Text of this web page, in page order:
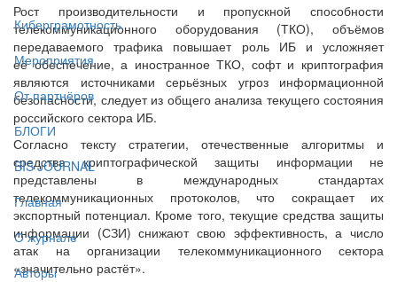
Киберграмотность
Мероприятия
От партнёров
БЛОГИ
BIS JOURNAL
Главная
О журнале
Авторы
Рост производительности и пропускной способности
телекоммуникационного оборудования (ТКО), объёмов
передаваемого трафика повышает роль ИБ и усложняет
её обеспечение, а иностранное ТКО, софт и криптография
являются источниками серьёзных угроз информационной
безопасности, следует из общего анализа текущего состояния
российского сектора ИБ.
Согласно тексту стратегии, отечественные алгоритмы и
средства криптографической защиты информации не
представлены в международных стандартах
телекоммуникационных протоколов, что сокращает их
экспортный потенциал. Кроме того, текущие средства защиты
информации (СЗИ) снижают свою эффективность, а число
атак на организации телекоммуникационного сектора
«значительно растёт».